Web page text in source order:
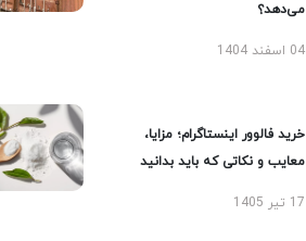
می‌دهد؟
04 اسفند 1404
خرید فالوور اینستاگرام؛ مزایا،
معایب و نکاتی که باید بدانید
17 تیر 1405